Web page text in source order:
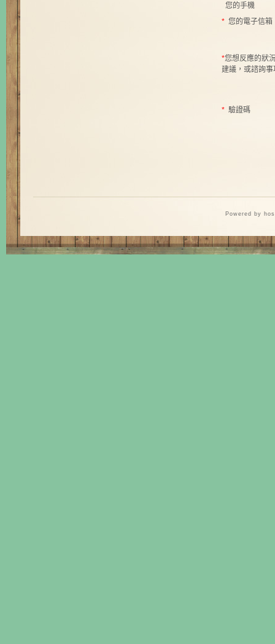
您的手機
* 您的電子信箱
*您想反應的狀
建議，或諮詢事
* 驗證碼
Powered by